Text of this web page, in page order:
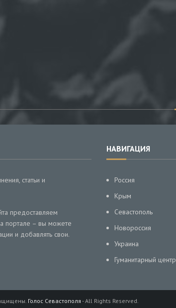
статьи и
предоставляем
портале – вы можете
и добавлять свои.
НАВИГАЦИЯ
Россия
Крым
Севастополь
Новороссия
Украина
Гуманитарный центр
Голос Севастополя - All Rights Reserved.